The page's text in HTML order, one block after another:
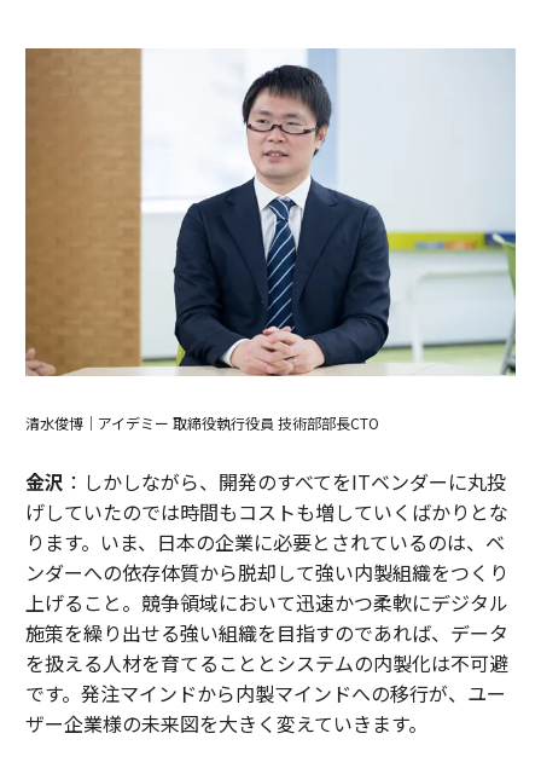
清水俊博｜アイデミー 取締役執行役員 技術部部長CTO
金沢 ：しかしながら、開発のすべてをITベンダーに丸投
げしていたのでは時間もコストも増していくばかりとな
ります。いま、日本の企業に必要とされているのは、ベ
ンダーへの依存体質から脱却して強い内製組織をつくり
上げること。競争領域において迅速かつ柔軟にデジタル
施策を繰り出せる強い組織を目指すのであれば、データ
を扱える人材を育てることとシステムの内製化は不可避
です。発注マインドから内製マインドへの移行が、ユー
ザー企業様の未来図を大きく変えていきます。